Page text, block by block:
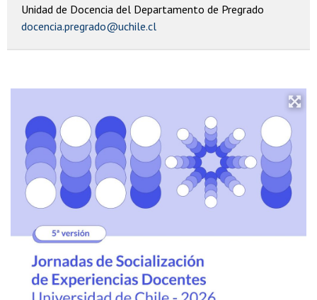
Unidad de Docencia del Departamento de Pregrado
docencia.pregrado@uchile.cl